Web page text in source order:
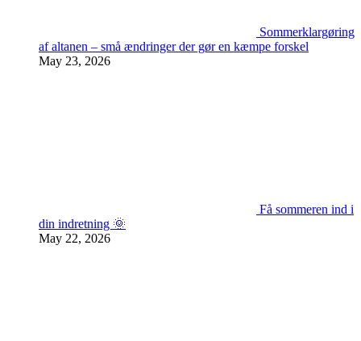
Sommerklargøring
af altanen – små ændringer der gør en kæmpe forskel
May 23, 2026
Få sommeren ind i
din indretning 🌞
May 22, 2026